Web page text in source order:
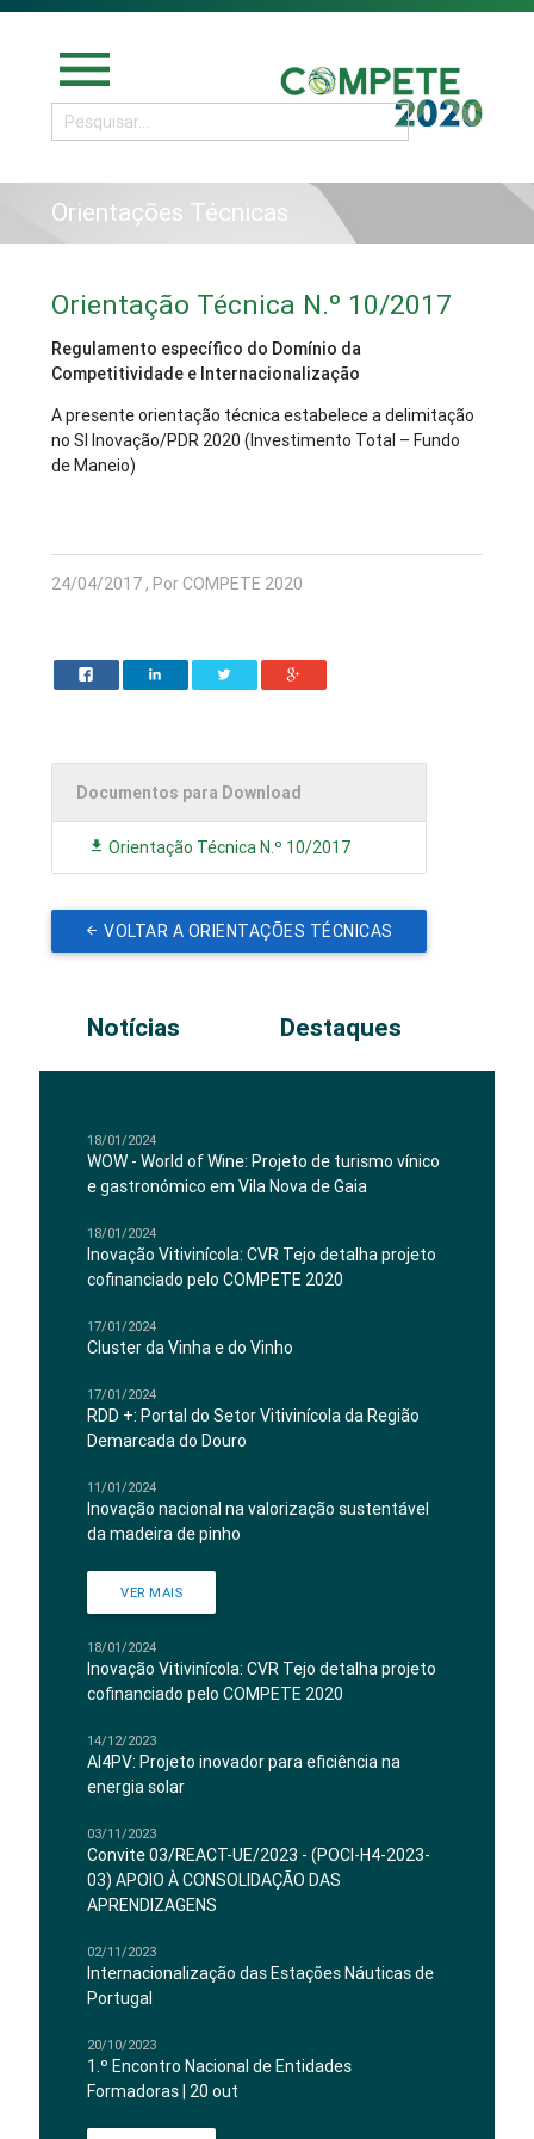
menu
Orientações Técnicas
Orientação Técnica N.º 10/2017
Regulamento específico do Domínio da
Competitividade e Internacionalização
A presente orientação técnica estabelece a delimitação
no SI Inovação/PDR 2020 (Investimento Total – Fundo
de Maneio)
24/04/2017 , Por COMPETE 2020
Documentos para Download
Orientação Técnica N.º 10/2017
VOLTAR A ORIENTAÇÕES TÉCNICAS
Notícias Destaques
18/01/2024
WOW - World of Wine: Projeto de turismo vínico
e gastronómico em Vila Nova de Gaia
18/01/2024
Inovação Vitivinícola: CVR Tejo detalha projeto
cofinanciado pelo COMPETE 2020
17/01/2024
Cluster da Vinha e do Vinho
17/01/2024
RDD +: Portal do Setor Vitivinícola da Região
Demarcada do Douro
11/01/2024
Inovação nacional na valorização sustentável
da madeira de pinho
VER MAIS
18/01/2024
Inovação Vitivinícola: CVR Tejo detalha projeto
cofinanciado pelo COMPETE 2020
14/12/2023
AI4PV: Projeto inovador para eficiência na
energia solar
03/11/2023
Convite 03/REACT-UE/2023 - (POCI-H4-2023-
03) APOIO À CONSOLIDAÇÃO DAS
APRENDIZAGENS
02/11/2023
Internacionalização das Estações Náuticas de
Portugal
20/10/2023
1.º Encontro Nacional de Entidades
Formadoras | 20 out